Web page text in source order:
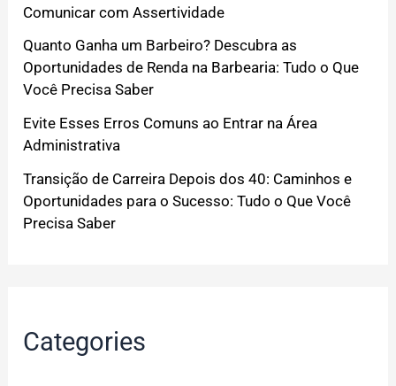
Comunicar com Assertividade
Quanto Ganha um Barbeiro? Descubra as
Oportunidades de Renda na Barbearia: Tudo o Que
Você Precisa Saber
Evite Esses Erros Comuns ao Entrar na Área
Administrativa
Transição de Carreira Depois dos 40: Caminhos e
Oportunidades para o Sucesso: Tudo o Que Você
Precisa Saber
Categories